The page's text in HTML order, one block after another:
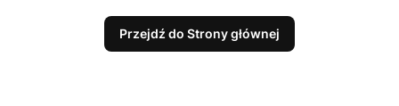
Przejdź do Strony głównej